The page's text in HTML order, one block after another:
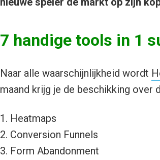
7 handige tools in 1
Naar alle waarschijnlijkheid wordt
maand krijg je de beschikking over
1. Heatmaps
2. Conversion Funnels
3. Form Abandonment